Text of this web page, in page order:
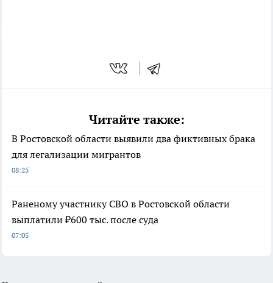
Читайте также:
В Ростовской области выявили два фиктивных брака
для легализации мигрантов
08:25
Раненому участнику СВО в Ростовской области
выплатили ₽600 тыс. после суда
07:05